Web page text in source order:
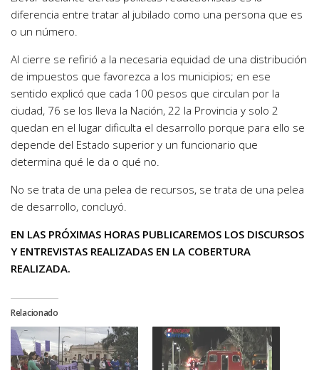
diferencia entre tratar al jubilado como una persona que es
o un número.
Al cierre se refirió a la necesaria equidad de una distribución
de impuestos que favorezca a los municipios; en ese
sentido explicó que cada 100 pesos que circulan por la
ciudad, 76 se los lleva la Nación, 22 la Provincia y solo 2
quedan en el lugar dificulta el desarrollo porque para ello se
depende del Estado superior y un funcionario que
determina qué le da o qué no.
No se trata de una pelea de recursos, se trata de una pelea
de desarrollo, concluyó.
EN LAS PRÓXIMAS HORAS PUBLICAREMOS LOS DISCURSOS
Y ENTREVISTAS REALIZADAS EN LA COBERTURA
REALIZADA.
Relacionado